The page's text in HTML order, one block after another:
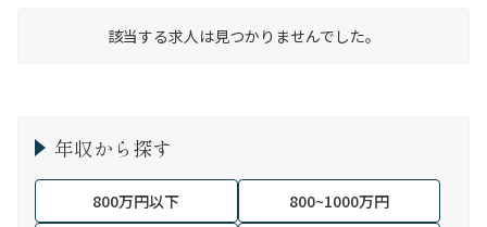
該当する求人は見つかりませんでした。
年収から探す
800万円以下
800~1000万円